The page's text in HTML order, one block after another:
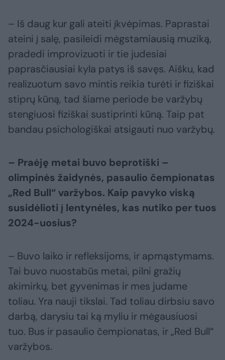
– Iš daug kur gali ateiti įkvėpimas. Paprastai
ateini į salę, pasileidi mėgstamiausią muziką,
pradedi improvizuoti ir tie judesiai
paprasčiausiai kyla patys iš savęs. Aišku, kad
realizuotum savo mintis reikia turėti ir fiziškai
stiprų kūną, tad šiame periode be varžybų
stengiuosi fiziškai sustiprinti kūną. Taip pat
bandau psichologiškai atsigauti nuo varžybų.
– Praėję metai buvo beprotiški –
olimpinės žaidynės, pasaulio čempionatas
„Red Bull“ varžybos. Kaip pavyko viską
susidėlioti į lentynėles, kas nutiko per tuos
2024-uosius?
– Buvo laiko ir refleksijoms, ir apmąstymams.
Tai buvo nuostabūs metai, pilni gražių
akimirkų, bet gyvenimas ir mes judame
toliau. Yra nauji tikslai. Tad toliau dirbsiu savo
darbą, darysiu tai ką myliu ir mėgausiuosi
tuo. Bus ir pasaulio čempionatas, ir „Red Bull“
varžybos.